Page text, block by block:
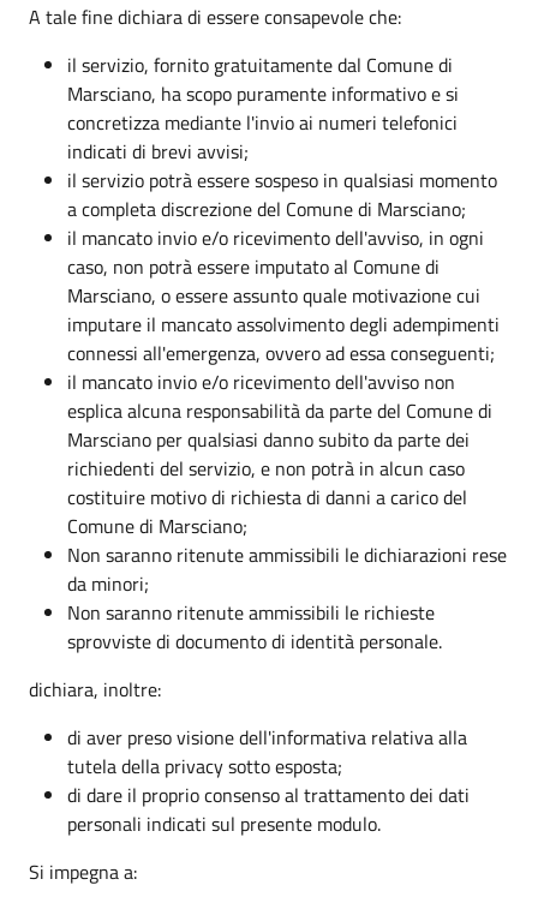
A tale fine dichiara di essere consapevole che:
il servizio, fornito gratuitamente dal Comune di
Marsciano, ha scopo puramente informativo e si
concretizza mediante l'invio ai numeri telefonici
indicati di brevi avvisi;
il servizio potrà essere sospeso in qualsiasi momento
a completa discrezione del Comune di Marsciano;
il mancato invio e/o ricevimento dell'avviso, in ogni
caso, non potrà essere imputato al Comune di
Marsciano, o essere assunto quale motivazione cui
imputare il mancato assolvimento degli adempimenti
connessi all'emergenza, ovvero ad essa conseguenti;
il mancato invio e/o ricevimento dell'avviso non
esplica alcuna responsabilità da parte del Comune di
Marsciano per qualsiasi danno subito da parte dei
richiedenti del servizio, e non potrà in alcun caso
costituire motivo di richiesta di danni a carico del
Comune di Marsciano;
Non saranno ritenute ammissibili le dichiarazioni rese
da minori;
Non saranno ritenute ammissibili le richieste
sprovviste di documento di identità personale.
dichiara, inoltre:
di aver preso visione dell'informativa relativa alla
tutela della privacy sotto esposta;
di dare il proprio consenso al trattamento dei dati
personali indicati sul presente modulo.
Si impegna a: